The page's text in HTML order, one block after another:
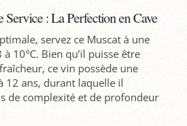
Service : La Perfection en Cave
servez ce Muscat à une
10°C. Bien qu’il puisse être
ce vin possède une
12 ans, durant laquelle il
de complexité et de profondeur